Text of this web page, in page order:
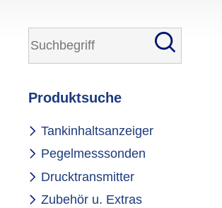
Produktsuche
Navigation
überspringen
Tankinhaltsanzeiger
Pegelmesssonden
Drucktransmitter
Zubehör u. Extras